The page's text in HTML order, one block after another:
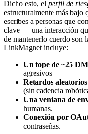
Dicho esto, el perfil de
estructuralmente más bajo
escribes a personas que
clave — una interacción
de mantenerlo cuerdo son
LinkMagnet incluye:
Un tope de ~25
agresivos.
Retardos
(sin cadencia
Una ventana de
humanas.
Conexión por
contraseñas.